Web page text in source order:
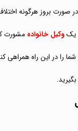
صورت بروز هرگونه اختلاف
یکوکیل خانواده مشورت
را در این راه همراهی